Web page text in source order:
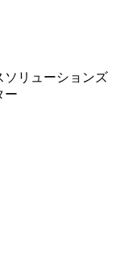
リューションズ
ー